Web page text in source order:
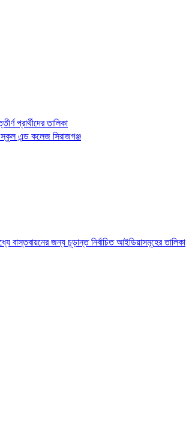
প্রার্থীদের তালিকা
স্কুল এন্ড কলেজ সিরাজগঞ্জ
জন্য চূড়ান্ত নির্বাচিত আইডিয়াসমূহের তালিকা